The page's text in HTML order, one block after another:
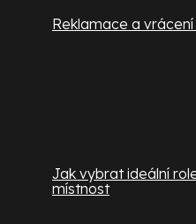
Reklamace a vrácení
Jak vybrat ideální
místnost